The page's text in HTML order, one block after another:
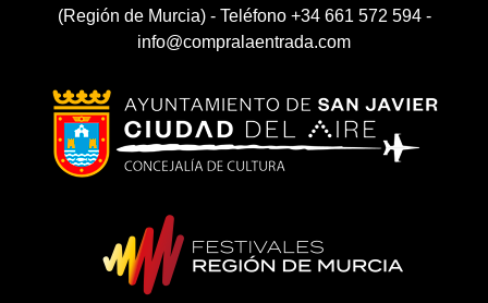
(Región de Murcia) - Teléfono +34 661 572 594 -
info@compralaentrada.com